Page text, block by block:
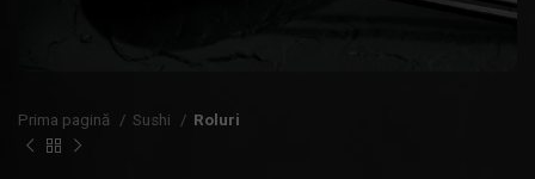
Prima pagină Sushi Roluri